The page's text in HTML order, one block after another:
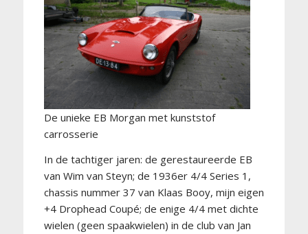
De unieke EB Morgan met kunststof
carrosserie
In de tachtiger jaren: de gerestaureerde EB
van Wim van Steyn; de 1936er 4/4 Series 1,
chassis nummer 37 van Klaas Booy, mijn eigen
+4 Drophead Coupé; de enige 4/4 met dichte
wielen (geen spaakwielen) in de club van Jan